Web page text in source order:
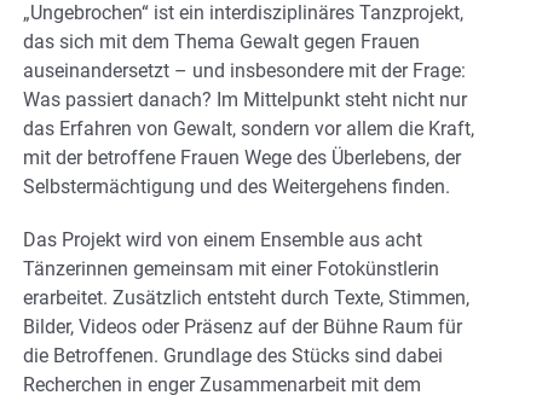
„Ungebrochen“ ist ein interdisziplinäres Tanzprojekt,
das sich mit dem Thema Gewalt gegen Frauen
auseinandersetzt – und insbesondere mit der Frage:
Was passiert danach? Im Mittelpunkt steht nicht nur
das Erfahren von Gewalt, sondern vor allem die Kraft,
mit der betroffene Frauen Wege des Überlebens, der
Selbstermächtigung und des Weitergehens finden.
Das Projekt wird von einem Ensemble aus acht
Tänzerinnen gemeinsam mit einer Fotokünstlerin
erarbeitet. Zusätzlich entsteht durch Texte, Stimmen,
Bilder, Videos oder Präsenz auf der Bühne Raum für
die Betroffenen. Grundlage des Stücks sind dabei
Recherchen in enger Zusammenarbeit mit dem